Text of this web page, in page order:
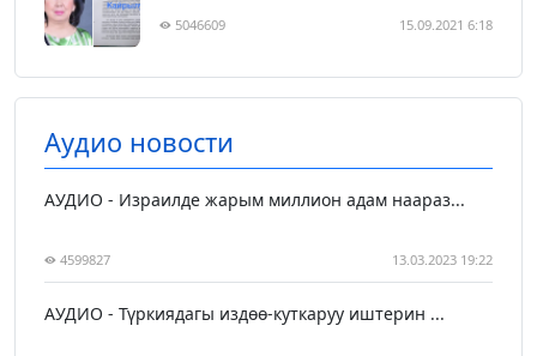
5046609 15.09.2021 6:18
Аудио новости
АУДИО - Израилде жарым миллион адам наараз...
4599827 13.03.2023 19:22
АУДИО - Түркиядагы издөө-куткаруу иштерин ...